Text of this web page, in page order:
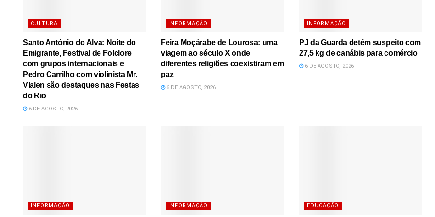
CULTURA
Santo António do Alva: Noite do
Emigrante, Festival de Folclore
com grupos internacionais e
Pedro Carrilho com violinista Mr.
Vlalen são destaques nas Festas
do Rio
6 DE AGOSTO, 2026
INFORMAÇÃO
Feira Moçárabe de Lourosa: uma
viagem ao século X onde
diferentes religiões coexistiram em
paz
6 DE AGOSTO, 2026
INFORMAÇÃO
PJ da Guarda detém suspeito com
27,5 kg de canábis para comércio
6 DE AGOSTO, 2026
INFORMAÇÃO INFORMAÇÃO EDUCAÇÃO